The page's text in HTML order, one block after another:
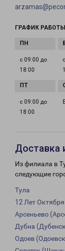
ГРАФИК РАБОТЫ
с 09:00 до
18:00
с 09:00 до
18:00
Доставка
Из филиала в
следующие
Тула
12 Лет
Арсеньево
Дубна
Одоев